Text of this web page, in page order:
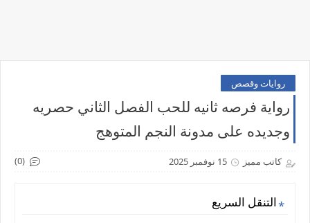
روايات وقصص
رواية فرصه ثانيه للحب الفصل الثاني حصريه
وجديده على مدونة النجم المتوهج
كاتب مميز 15 نوفمبر 2025 (0)
التنقل السريع